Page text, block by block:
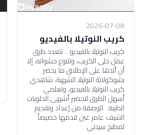
2026-07-08
كريب النوتيلا بالفيديو
كريب النوتيلا بالفيديو .. تتعدد طرق
عمل حلى الكريب، وتتنوع حشواته، إلا
أن ألذها على الإطلاق ما يحضر
بشوكولاتة النوتيلا الشهية، شاهدي
كريب النوتيلا بالفيديو، وتعلمي
أسهل الطرق لتحضير أشهى الحلويات
الطيبة الوصفة من إعداد وتقديم
الشيف عامر غبن قدمها خصيصاً
لمطبخ سيدتي